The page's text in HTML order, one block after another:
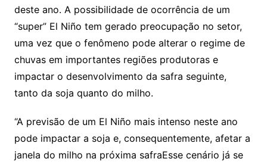
deste ano. A possibilidade de ocorrência de um
“super” El Niño tem gerado preocupação no setor,
uma vez que o fenômeno pode alterar o regime de
chuvas em importantes regiões produtoras e
impactar o desenvolvimento da safra seguinte,
tanto da soja quanto do milho.
“A previsão de um El Niño mais intenso neste ano
pode impactar a soja e, consequentemente, afetar a
janela do milho na próxima safraEsse cenário já se